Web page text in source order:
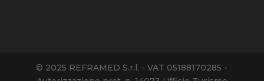
© 2025 REFRAMED S.r.l. - VAT 05188170285 -